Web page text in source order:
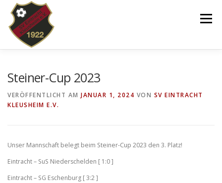
Inhalt
springen
Menü
TEAMS 2025/26
DOWNLOADS SHOP IMPRESSUM
Steiner-Cup 2023
VERÖFFENTLICHT AM JANUAR 1, 2024 VON SV EINTRACHT
KLEUSHEIM E.V.
Unser Mannschaft belegt beim Steiner-Cup 2023 den 3. Platz!
Eintracht – SuS Niederschelden [ 1:0 ]
Eintracht – SG Eschenburg [ 3:2 ]